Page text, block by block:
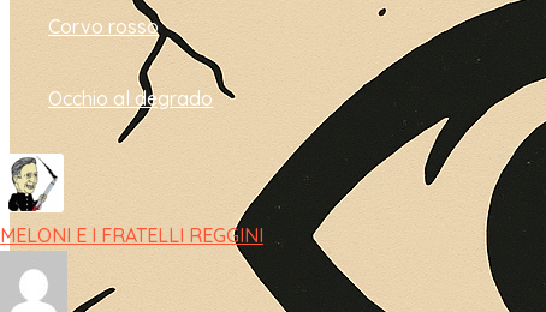
Corvo rosso
Occhio al degrado
MELONI E I FRATELLI REGGINI